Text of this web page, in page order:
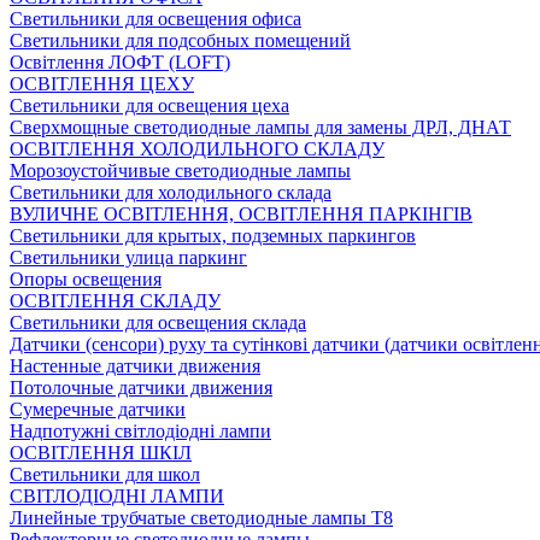
Светильники для освещения офиса
Светильники для подсобных помещений
Освітлення ЛОФТ (LOFT)
ОСВІТЛЕННЯ ЦЕХУ
Светильники для освещения цеха
Сверхмощные светодиодные лампы для замены ДРЛ, ДНАТ
ОСВІТЛЕННЯ ХОЛОДИЛЬНОГО СКЛАДУ
Морозоустойчивые светодиодные лампы
Светильники для холодильного склада
ВУЛИЧНЕ ОСВІТЛЕННЯ, ОСВІТЛЕННЯ ПАРКІНГІВ
Светильники для крытых, подземных паркингов
Светильники улица паркинг
Опоры освещения
ОСВІТЛЕННЯ СКЛАДУ
Светильники для освещения склада
Датчики (сенсори) руху та сутінкові датчики (датчики
Настенные датчики движения
Потолочные датчики движения
Сумеречные датчики
Надпотужні світлодіодні лампи
ОСВІТЛЕННЯ ШКІЛ
Светильники для школ
СВІТЛОДІОДНІ ЛАМПИ
Линейные трубчатые светодиодные лампы Т8